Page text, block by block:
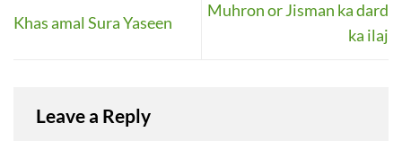
Khas amal Sura Yaseen
Muhron or Jisman ka dard
ka ilaj
Leave a Reply